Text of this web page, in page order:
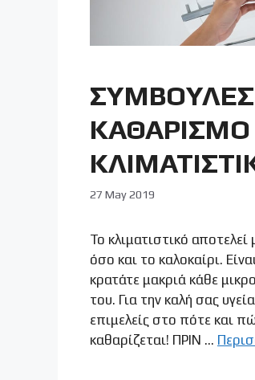
ΣΥΜΒΟΥΛΕΣ
27 May 2019
Το κλιματιστικό
όσο και το καλοκαίρι.
κρατάτε μακριά κάθε
του. Για την καλή σας
επιμελείς στο πότε και
καθαρίζεται! ΠΡΙΝ …